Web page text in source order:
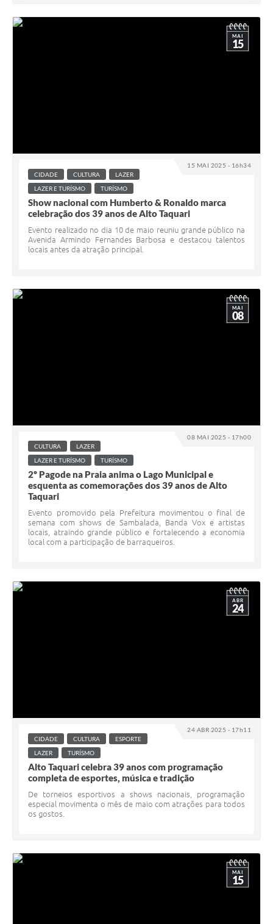
15 MAI 2025 - 16h34
MAI
15
CIDADE CULTURA
LAZER
LAZER E TURÍSMO
TURÍSMO
Show nacional com Humberto & Ronaldo marca
celebração dos 39 anos de Alto Taquari
Evento realizado no dia 10 de maio reuniu grande público na
Avenida Armindo Fernandes Barbosa e destacou talentos
locais antes da atração principal.
08 MAI 2025 - 17h00
MAI
08
CULTURA
LAZER
LAZER E TURÍSMO
TURÍSMO
2º Pagode na Praia anima o Lago Municipal e
esquenta as comemorações dos 39 anos de Alto
Taquari
Evento promovido pela Prefeitura movimentou o final de
semana com shows de Sambalada, Banda Vox e artistas
locais, atraindo grande público e fortalecendo a economia
local com a participação de barraqueiros.
24 ABR 2025 - 17h11
ABR
24
CIDADE CULTURA
ESPORTE
LAZER
TURÍSMO
Alto Taquari celebra 39 anos com programação
completa de esportes, música e tradição
De torneios esportivos a shows nacionais, programação
especial movimenta o mês de maio com atrações para todos
os gostos.
MAI
15